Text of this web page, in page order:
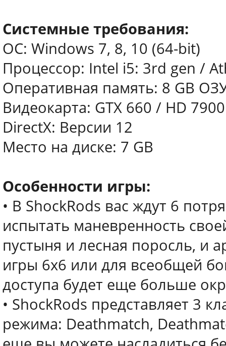
Системные требования:
ОС: Windows 7, 8, 10 (64-bit)
Процессор: Intel i5: 3rd gen /
Оперативная память: 8 GB
Видеокарта: GTX 660 / HD 7900
DirectX: Версии 12
Место на диске: 7 GB
Особенности игры:
• В ShockRods вас ждут 6
испытать маневренность
пустыня и лесная поросль, и
игры 6х6 или для всеобщей
доступа будет еще больше
• ShockRods представляет 3
режима: Deathmatch,